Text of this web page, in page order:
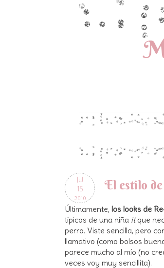
Jul
15
2010
El estilo
Últimamente, los looks de
típicos de una niña itque
perro. Viste sencilla, pero
llamativo (como bolsos
parece mucho al mío (no
veces voy muy sencillita).